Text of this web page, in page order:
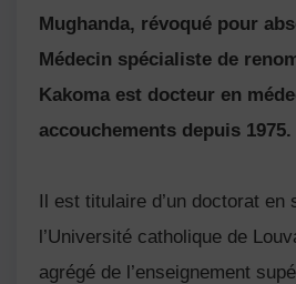
Mughanda, révoqué pour
Médecin spécialiste de
Kakoma est docteur en
accouchements depuis 1975.
Il est titulaire d’un doctorat en
l’Université catholique de
agrégé de l’enseignement